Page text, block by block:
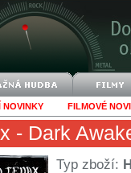
NOVINKY FILMOVÉ
- Dark
Typ zboží: